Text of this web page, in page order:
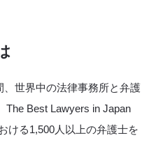
世界中の法律事務所と弁護
The Best Lawyers in Japan
ける1,500人以上の弁護士を